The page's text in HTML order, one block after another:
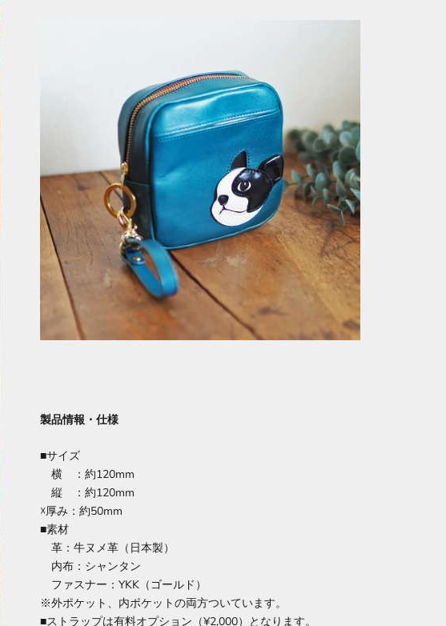
製品情報・仕様
■サイズ
横 ：約120mm
縦 ：約120mm
☓厚み：約50mm
■素材
革：牛ヌメ革（日本製）
内布：シャンタン
ファスナー：YKK（ゴールド）
※外ポケット、内ポケットの両方ついています。
■ストラップは有料オプション（¥2,000）となります。